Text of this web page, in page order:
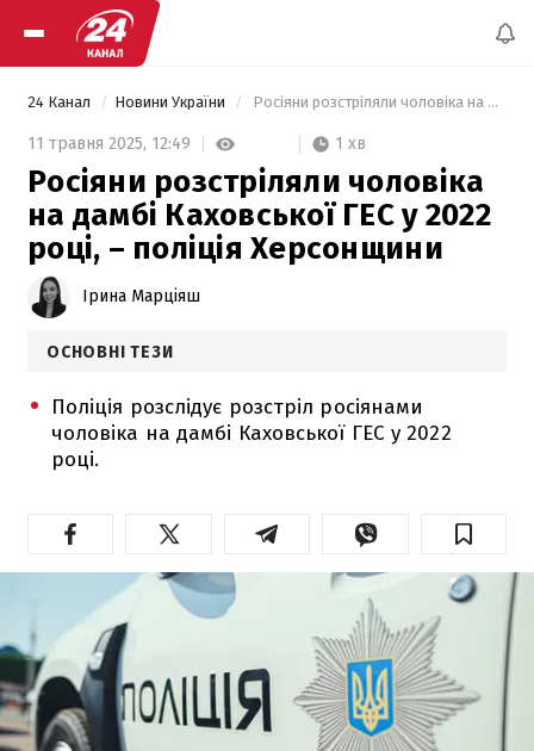
24 Канал Новини України Росіяни розстріляли чоловіка на дамбі Каховської ГЕС у 2022 році, – поліція Херсонщини
11 травня 2025, 12:49 1 хв
Росіяни розстріляли чоловіка
на дамбі Каховської ГЕС у 2022
році, – поліція Херсонщини
Ірина Марціяш
ОСНОВНІ ТЕЗИ
Поліція розслідує розстріл росіянами
чоловіка на дамбі Каховської ГЕС у 2022
році.